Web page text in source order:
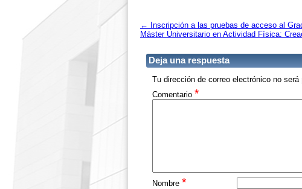
←
Inscripción a las pruebas de acceso al
Máster Universitario en Actividad Física:
Deja una respuesta
Tu dirección de correo electrónico no será
Comentario *
Nombre *